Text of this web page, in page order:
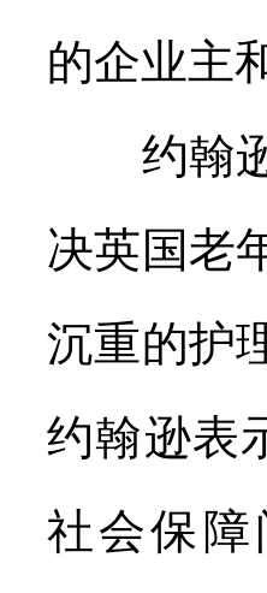
的企业主
约翰逊
决英国老
沉重的护
约翰逊表
社会保